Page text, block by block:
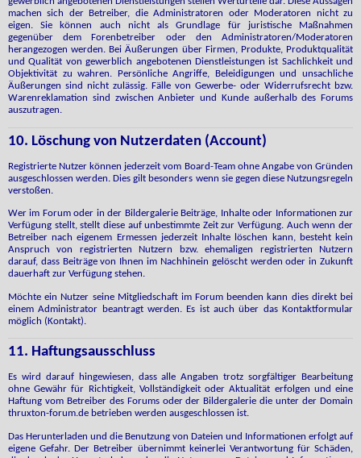
machen sich der Betreiber, die Administratoren oder Moderatoren nicht zu
eigen. Sie können auch nicht als Grundlage für juristische Maßnahmen
gegenüber dem Forenbetreiber oder den Administratoren/Moderatoren
herangezogen werden. Bei Äußerungen über Firmen, Produkte, Produktqualität
und Qualität von gewerblich angebotenen Dienstleistungen ist Sachlichkeit und
Objektivität zu wahren. Persönliche Angriffe, Beleidigungen und unsachliche
Äußerungen sind nicht zulässig. Fälle von Gewerbe- oder Widerrufsrecht bzw.
Warenreklamation sind zwischen Anbieter und Kunde außerhalb des Forums
auszutragen.
10. Löschung von Nutzerdaten (Account)
Registrierte Nutzer können jederzeit vom Board-Team ohne Angabe von Gründen
ausgeschlossen werden. Dies gilt besonders wenn sie gegen diese Nutzungsregeln
verstoßen.
Wer im Forum oder in der Bildergalerie Beiträge, Inhalte oder Informationen zur
Verfügung stellt, stellt diese auf unbestimmte Zeit zur Verfügung. Auch wenn der
Betreiber nach eigenem Ermessen jederzeit Inhalte löschen kann, besteht kein
Anspruch von registrierten Nutzern bzw. ehemaligen registrierten Nutzern
darauf, dass Beiträge von Ihnen im Nachhinein gelöscht werden oder in Zukunft
dauerhaft zur Verfügung stehen.
Möchte ein Nutzer seine Mitgliedschaft im Forum beenden kann dies direkt bei
einem Administrator beantragt werden. Es ist auch über das Kontaktformular
möglich (Kontakt).
11. Haftungsausschluss
Es wird darauf hingewiesen, dass alle Angaben trotz sorgfältiger Bearbeitung
ohne Gewähr für Richtigkeit, Vollständigkeit oder Aktualität erfolgen und eine
Haftung vom Betreiber des Forums oder der Bildergalerie die unter der Domain
thruxton-forum.de betrieben werden ausgeschlossen ist.
Das Herunterladen und die Benutzung von Dateien und Informationen erfolgt auf
eigene Gefahr. Der Betreiber übernimmt keinerlei Verantwortung für Schäden,